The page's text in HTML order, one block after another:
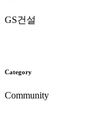
GS건설
Category
Community